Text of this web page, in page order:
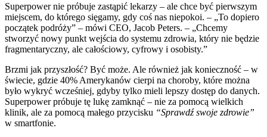
Superpower nie próbuje zastąpić lekarzy – ale chce być pierwszym
miejscem, do którego sięgamy, gdy coś nas niepokoi. – „To dopiero
początek podróży” – mówi CEO, Jacob Peters. – „Chcemy
stworzyć nowy punkt wejścia do systemu zdrowia, który nie będzie
fragmentaryczny, ale całościowy, cyfrowy i osobisty.”
Brzmi jak przyszłość? Być może. Ale również jak konieczność – w
świecie, gdzie 40% Amerykanów cierpi na choroby, które można
było wykryć wcześniej, gdyby tylko mieli lepszy dostęp do danych.
Superpower próbuje tę lukę zamknąć – nie za pomocą wielkich
klinik, ale za pomocą małego przycisku “Sprawdź swoje zdrowie”
w smartfonie.